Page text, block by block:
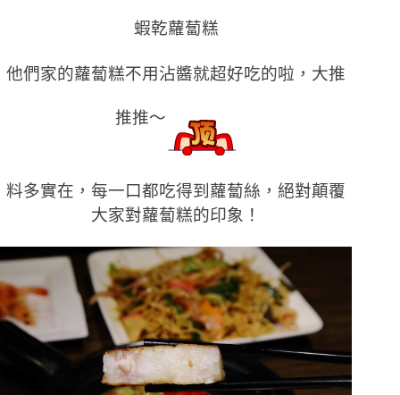
蝦乾蘿蔔糕
他們家的蘿蔔糕不用沾醬就超好吃的啦，大推
推推〜
料多實在，每一口都吃得到蘿蔔絲，絕對顛覆
大家對蘿蔔糕的印象！